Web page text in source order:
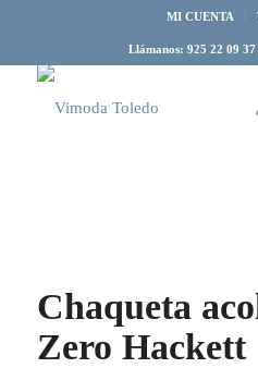
MI CUENTA
Llámanos: 925 22 09
Chaqueta
Zero Hackett